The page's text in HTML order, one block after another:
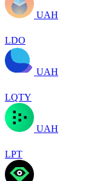
UAH
LDO
UAH
LQTY
UAH
LPT